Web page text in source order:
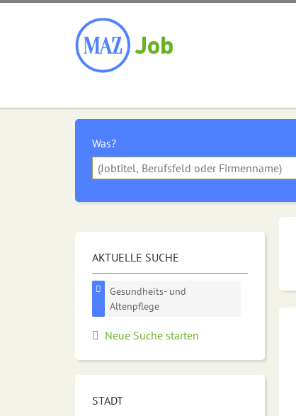
Was?
AKTUELLE SUCHE
Gesundheits- und
Altenpflege
Neue Suche starten
STADT